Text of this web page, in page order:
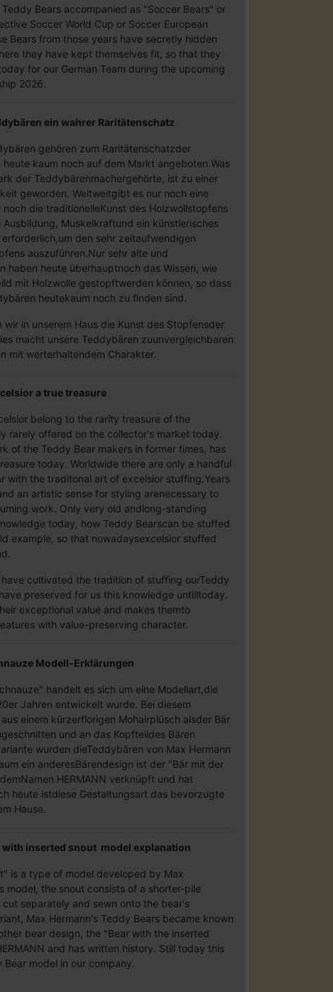
Bears accompanied as "Soccer Bears" or
Soccer World Cup or Soccer European
Bears from those years have secretly hidden
they have kept themselves fit, so that they
for our German Team during the upcoming
2026.
ein wahrer Raritätenschatz
gehören zum Raritätenschatzder
kaum noch auf dem Markt angeboten.Was
der Teddybärenmachergehörte, ist zu einer
geworden. Weltweitgibt es nur noch eine
die traditionelleKunst des Holzwollstopfens
Ausbildung, Muskelkraftund ein künstlerisches
den sehr zeitaufwendigen
auszuführen.Nur sehr alte und
haben heute überhauptnoch das Wissen, wie
mit Holzwolle gestopftwerden können, so dass
heutekaum noch zu finden sind.
in unserem Haus die Kunst des Stopfensder
macht unsere Teddybären zuunvergleichbaren
mit werterhaltendem Charakter.
a true treasure
belong to the rarity treasure of the
rarely offered on the collector's market today.
of the Teddy Bear makers in former times, has
today. Worldwide there are only a handful
with the traditonal art of excelsior stuffing.Years
an artistic sense for styling arenecessary to
work. Only very old andlong-standing
today, how Teddy Bearscan be stuffed
example, so that nowadaysexcelsior stuffed
cultivated the tradition of stuffing ourTeddy
preserved for us this knowledge untilltoday.
exceptional value and makes themto
with value-preserving character.
Modell-Erklärungen
handelt es sich um eine Modellart,die
Jahren entwickelt wurde. Bei diesem
einem kürzerflorigen Mohairplüsch alsder Bär
und an das Kopfteildes Bären
wurden dieTeddybären von Max Hermann
ein anderesBärendesign ist der "Bär mit der
HERMANN verknüpft und hat
heute istdiese Gestaltungsart das bevorzugte
Hause.
with inserted snout model explanation
is a type of model developed by Max
model, the snout consists of a shorter-pile
separately and sewn onto the bear's
Max Hermann's Teddy Bears became known
bear design, the "Bear with the inserted
and has written history. Still today this
model in our company.